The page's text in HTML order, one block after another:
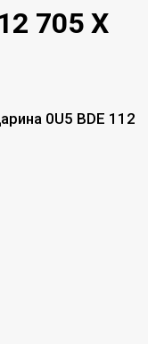
705 X